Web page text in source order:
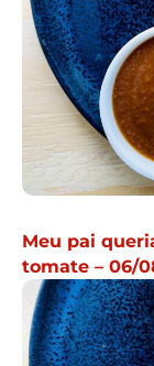
Meu pai
tomate – 06/